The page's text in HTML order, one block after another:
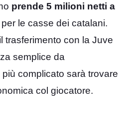
prende 5 milioni netti a
le casse dei catalani.
trasferimento con la Juve
semplice da
complicato sarà trovare
col giocatore.